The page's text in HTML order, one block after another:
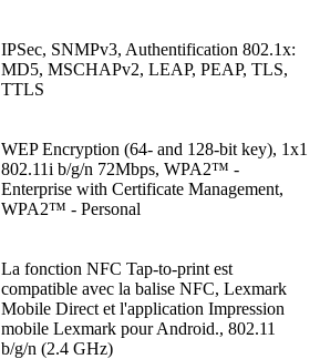
IPSec, SNMPv3, Authentification 802.1x:
MD5, MSCHAPv2, LEAP, PEAP, TLS,
TTLS
WEP Encryption (64- and 128-bit key), 1x1
802.11i b/g/n 72Mbps, WPA2™ -
Enterprise with Certificate Management,
WPA2™ - Personal
La fonction NFC Tap-to-print est
compatible avec la balise NFC, Lexmark
Mobile Direct et l'application Impression
mobile Lexmark pour Android., 802.11
b/g/n (2.4 GHz)